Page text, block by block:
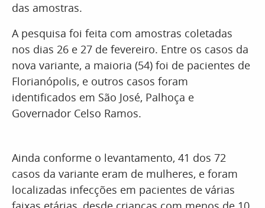
das amostras.
A pesquisa foi feita com amostras coletadas
nos dias 26 e 27 de fevereiro. Entre os casos da
nova variante, a maioria (54) foi de pacientes de
Florianópolis, e outros casos foram
identificados em São José, Palhoça e
Governador Celso Ramos.
Ainda conforme o levantamento, 41 dos 72
casos da variante eram de mulheres, e foram
localizadas infecções em pacientes de várias